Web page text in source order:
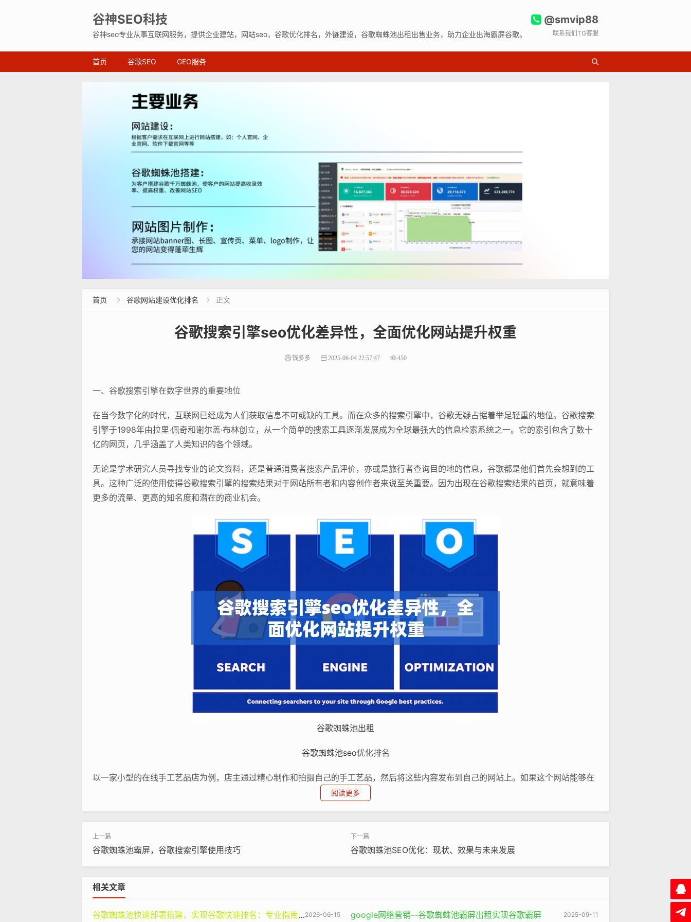
谷神SEO科技
谷神seo专业从事互联网服务，提供企业建站，网站seo，谷歌优化排名，外链建设，谷歌蜘蛛池出租出售业务，助力企业出海霸屏谷歌。
@smvip88
联系我们TG客服
首页 谷歌SEO GEO服务
首页  谷歌网站建设优化排名  正文
谷歌搜索引擎seo优化差异性，全面优化网站提升权重
钱多多 2025-06-04 22:57:47 450
一、谷歌搜索引擎在数字世界的重要地位
在当今数字化的时代，互联网已经成为人们获取信息不可或缺的工具。而在众多的搜索引擎中，谷歌无疑占据着举足轻重的地位。谷歌搜索
引擎于1998年由拉里·佩奇和谢尔盖·布林创立，从一个简单的搜索工具逐渐发展成为全球最强大的信息检索系统之一。它的索引包含了数十
亿的网页，几乎涵盖了人类知识的各个领域。
无论是学术研究人员寻找专业的论文资料，还是普通消费者搜索产品评价，亦或是旅行者查询目的地的信息，谷歌都是他们首先会想到的工
具。这种广泛的使用使得谷歌搜索引擎的搜索结果对于网站所有者和内容创作者来说至关重要。因为出现在谷歌搜索结果的首页，就意味着
更多的流量、更高的知名度和潜在的商业机会。
谷歌蜘蛛池出租
谷歌蜘蛛池seo优化排名
以一家小型的在线手工艺品店为例，店主通过精心制作和拍摄自己的手工艺品，然后将这些内容发布到自己的网站上。如果这个网站能够在
谷歌搜索“独特手工艺品”这个关键词时出现在首页，那么就会有大量的潜在顾客点击进入网站，从而提高销售额。这就凸显了谷歌搜索引擎
二、影响谷歌搜索引擎seo差异性的因素
章的深度、准确性、原创性等。如果一个网站提供的是肤浅、错误百出或者抄袭他人的内容，那么谷歌的算法会很快识别出来，并且降低该
网站的排名。
阅读更多
谷歌蜘蛛池霸屏，谷歌搜索引擎使用技巧 谷歌蜘蛛池SEO优化：现状、效果与未来发展
相关文章
2026-06-15
谷歌蜘蛛池快速部署搭建，实现谷歌快速排名：专业指南与谷神SEO的价值 2025-09-11
google网络营销--谷歌蜘蛛池霸屏出租实现谷歌霸屏